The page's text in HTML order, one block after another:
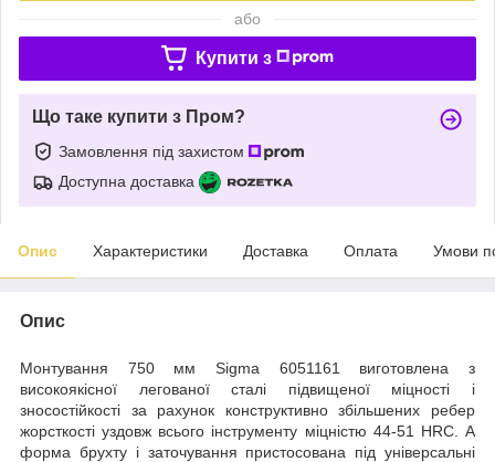
або
Купити з
Що таке купити з Пром?
Замовлення під захистом
Доступна доставка
Опис Характеристики Доставка Оплата Умови
Опис
Монтування 750 мм Sigma 6051161 виготовлена з
високоякісної легованої сталі підвищеної міцності і
зносостійкості за рахунок конструктивно збільшених ребер
жорсткості уздовж всього інструменту міцністю 44-51 HRC. А
форма брухту і заточування пристосована під універсальні